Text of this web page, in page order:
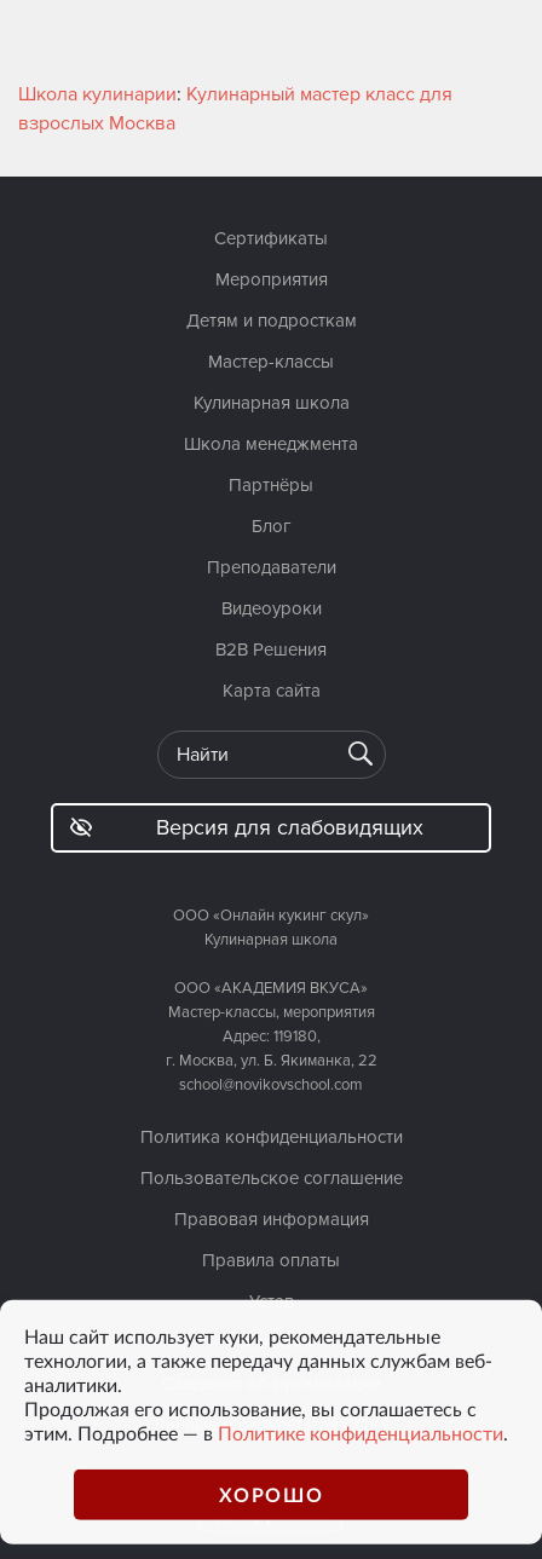
Школа кулинарии: Кулинарный мастер класс для
взрослых Москва
ООО «Онлайн кукинг скул»
Кулинарная школа
ООО «АКАДЕМИЯ ВКУСА»
Мастер-классы, мероприятия
Адрес: 119180,
г. Москва, ул. Б. Якиманка, 22
school@novikovschool.com
Политика конфиденциальности
Пользовательское соглашение
Правовая информация
Правила оплаты
Устав
Лицензия
Данные о результатах СОУТ
Сертификаты
Мероприятия
Детям и подросткам
Мастер-классы
Кулинарная школа
Школа менеджмента
Партнёры
Блог
Преподаватели
Видеоуроки
B2B Решения
Карта сайта
Версия для слабовидящих
Наш сайт использует куки, рекомендательные
технологии, а также передачу данных службам веб-
аналитики.
Продолжая его использование, вы соглашаетесь с
этим. Подробнее — в Политике конфиденциальности.
ХОРОШО